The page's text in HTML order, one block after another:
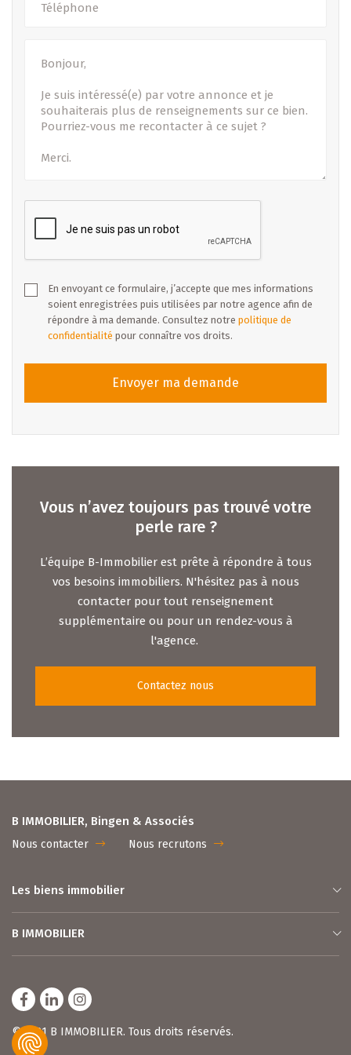
amples informations ou pour prendre un rendez-vous.
Veuillez également consulter notre site internet www.b-
régulièrement renouvelées.
B IMMOBILIER est votre partenaire de confiance dans vos
transactions immobilières (Vente - Location - Promotion)
dans tout le Grand-Duché de Luxembourg. Puisque nous
nous engageons tout notre savoir-faire pour vous fournir
des services complets, sérieux et ceci en toute proximité
- Sous toutes réserves -
En envoyant ce formulaire, j’accepte que mes informations
soient enregistrées puis utilisées par notre agence afin de
répondre à ma demande. Consultez notre politique de
confidentialité pour connaître vos droits.
Envoyer ma demande
Vous n’avez toujours pas trouvé votre
perle rare ?
L’équipe B-Immobilier est prête à répondre à tous
vos besoins immobiliers. N'hésitez pas à nous
contacter pour tout renseignement
supplémentaire ou pour un rendez-vous à
l'agence.
Contactez nous
B IMMOBILIER, Bingen & Associés
Nous contacter Nous recrutons
Les biens immobilier
B IMMOBILIER
© 2021 B IMMOBILIER. Tous droits réservés.